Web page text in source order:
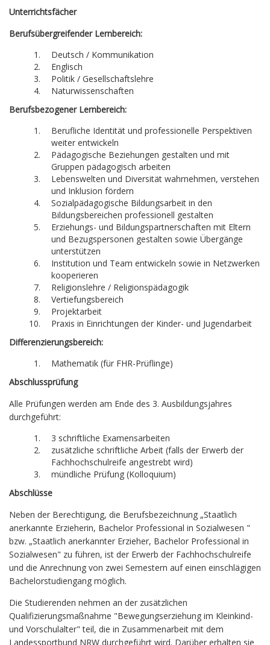
Unterrichtsfächer
Berufsübergreifender Lernbereich:
Deutsch / Kommunikation
Englisch
Politik / Gesellschaftslehre
Naturwissenschaften
Berufsbezogener Lernbereich:
Berufliche Identität und professionelle Perspektiven
weiter entwickeln
Pädagogische Beziehungen gestalten und mit
Gruppen pädagogisch arbeiten
Lebenswelten und Diversität wahrnehmen, verstehen
und Inklusion fördern
Sozialpädagogische Bildungsarbeit in den
Bildungsbereichen professionell gestalten
Erziehungs- und Bildungspartnerschaften mit Eltern
und Bezugspersonen gestalten sowie Übergänge
unterstützen
Institution und Team entwickeln sowie in Netzwerken
kooperieren
Religionslehre / Religionspädagogik
Vertiefungsbereich
Projektarbeit
Praxis in Einrichtungen der Kinder- und Jugendarbeit
Differenzierungsbereich:
Mathematik (für FHR-Prüflinge)
Abschlussprüfung
Alle Prüfungen werden am Ende des 3. Ausbildungsjahres
durchgeführt:
3 schriftliche Examensarbeiten
zusätzliche schriftliche Arbeit (falls der Erwerb der
Fachhochschulreife angestrebt wird)
mündliche Prüfung (Kolloquium)
Abschlüsse
Neben der Berechtigung, die Berufsbezeichnung „Staatlich
anerkannte Erzieherin, Bachelor Professional in Sozialwesen "
bzw. „Staatlich anerkannter Erzieher, Bachelor Professional in
Sozialwesen" zu führen, ist der Erwerb der Fachhochschulreife
und die Anrechnung von zwei Semestern auf einen einschlägigen
Bachelorstudiengang möglich.
Die Studierenden nehmen an der zusätzlichen
Qualifizierungsmaßnahme "Bewegungserziehung im Kleinkind-
und Vorschulalter" teil, die in Zusammenarbeit mit dem
Landessportbund NRW durchgeführt wird. Darüber erhalten sie